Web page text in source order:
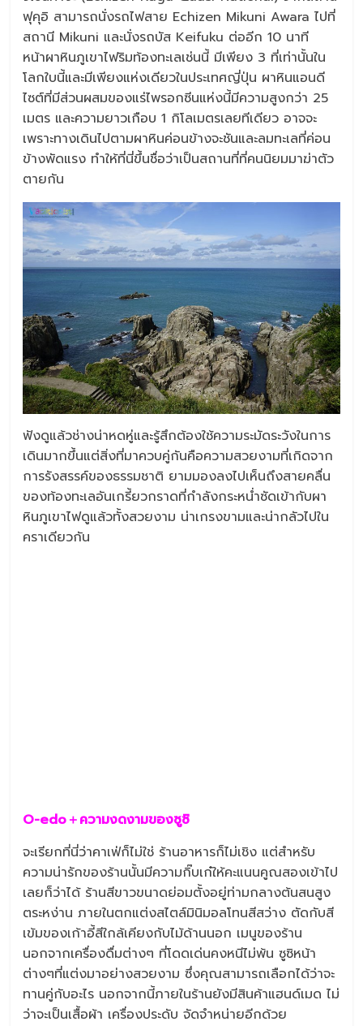
ฟุคุอิ สามารถนั่งรถไฟสาย Echizen Mikuni Awara ไปที่
สถานี Mikuni และนั่งรถบัส Keifuku ต่ออีก 10 นาที
หน้าผาหินภูเขาไฟริมท้องทะเลเช่นนี้ มีเพียง 3 ที่เท่านั้นใน
โลกใบนี้และมีเพียงแห่งเดียวในประเทศญี่ปุ่น ผาหินแอนดี
ไซต์ที่มีส่วนผสมของแร่ไพรอกซีนแห่งนี้มีความสูงกว่า 25
เมตร และความยาวเกือบ 1 กิโลเมตรเลยทีเดียว อาจจะ
เพราะทางเดินไปตามผาหินค่อนข้างจะชันและลมทะเลที่ค่อน
ข้างพัดแรง ทำให้ที่นี่ขึ้นชื่อว่าเป็นสถานที่ที่คนนิยมมาฆ่าตัว
ตายกัน
ฟังดูแล้วช่างน่าหดหู่และรู้สึกต้องใช้ความระมัดระวังในการ
เดินมากขึ้นแต่สิ่งที่มาควบคู่กันคือความสวยงามที่เกิดจาก
การรังสรรค์ของธรรมชาติ ยามมองลงไปเห็นถึงสายคลื่น
ของท้องทะเลอันเกรี้ยวกราดที่กำลังกระหน่ำซัดเข้ากับผา
หินภูเขาไฟดูแล้วทั้งสวยงาม น่าเกรงขามและน่ากลัวไปใน
คราเดียวกัน
O-edo＋ความงดงามของซูซิ
จะเรียกที่นี่ว่าคาเฟ่ก็ไม่ใช่ ร้านอาหารก็ไม่เชิง แต่สำหรับ
ความน่ารักของร้านนั้นมีความกิ๊บเก๋ให้คะแนนคูณสองเข้าไป
เลยก็ว่าได้ ร้านสีขาวขนาดย่อมตั้งอยู่ท่ามกลางต้นสนสูง
ตระหง่าน ภายในตกแต่งสไตล์มินิมอลโทนสีสว่าง ตัดกับสี
เข้มของเก้าอี้สีใกล้เคียงกับไม้ด้านนอก เมนูของร้าน
นอกจากเครื่องดื่มต่างๆ ที่โดดเด่นคงหนีไม่พ้น ซูซิหน้า
ต่างๆที่แต่งมาอย่างสวยงาม ซึ่งคุณสามารถเลือกได้ว่าจะ
ทานคู่กับอะไร นอกจากนี้ภายในร้านยังมีสินค้าแฮนด์เมด ไม่
ว่าจะเป็นเสื้อผ้า เครื่องประดับ จัดจำหน่ายอีกด้วย